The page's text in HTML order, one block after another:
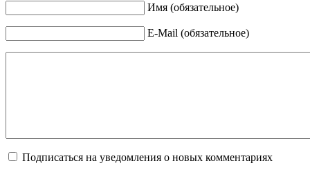
Имя (обязательное)
E-Mail (обязательное)
Подписаться на уведомления о новых комментариях